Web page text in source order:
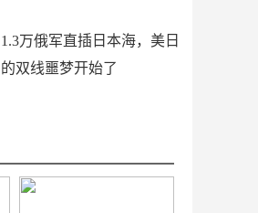
1.3万俄军直插日本海，美日
的双线噩梦开始了